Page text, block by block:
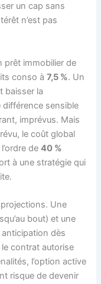
un cap sans
n’est pas
prêt immobilier de
conso à7,5 %. Un
baisser la
différence sensible
imprévus. Mais
le coût global
de40 %
à une stratégie qui
Une
bout) et une
dès
le contrat autorise
l’option active
risque de devenir